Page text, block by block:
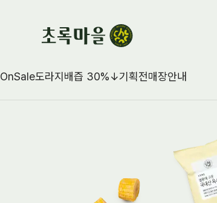
OnSale도라지배즙 30%↓기획전매장안내